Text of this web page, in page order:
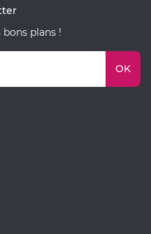
bons plans !
OK